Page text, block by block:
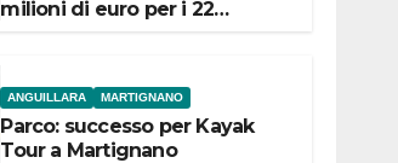
milioni di euro per i 22
ANGUILLARA MARTIGNANO
Parco: successo per Kayak
Tour a Martignano